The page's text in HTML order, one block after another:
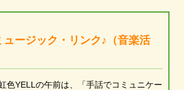
ージック・リンク♪（音楽活
色YELLの午前は、「手話でコミュニケー